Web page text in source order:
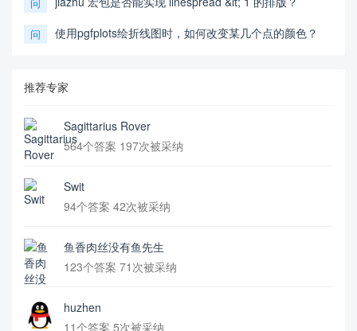
问 使用pgfplots绘折线图时，如何改变某几个点的颜色？
推荐专家
Sagittarius Rover
564个答案 197次被采纳
Swit
94个答案 42次被采纳
鱼香肉丝没有鱼先生
123个答案 71次被采纳
huzhen
11个答案 5次被采纳